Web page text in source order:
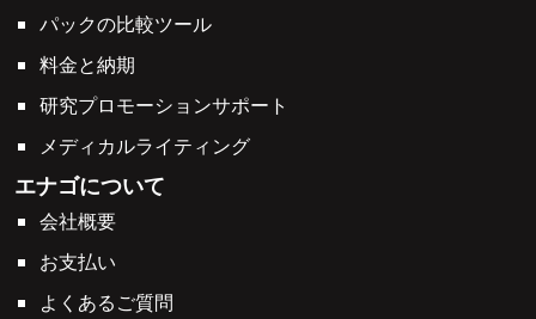
パックの比較ツール
料金と納期
研究プロモーションサポート
メディカルライティング
エナゴについて
会社概要
お支払い
よくあるご質問